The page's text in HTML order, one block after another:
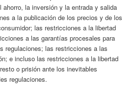
ahorro, la inversión y la entrada y salida
a la publicación de los precios y de los
las restricciones a la libertad
a las garantías procesales para
regulaciones; las restricciones a las
e incluso las restricciones a la libertad
o prisión ante los inevitables
regulaciones.